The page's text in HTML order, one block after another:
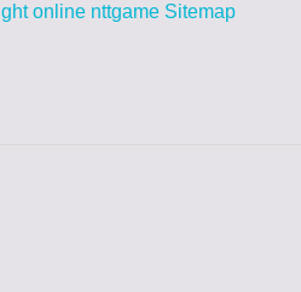
online nttgame Sitemap